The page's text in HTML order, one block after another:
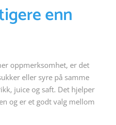
enn
oppmerksomhet, er det
eller syre på samme
juice og saft. Det hjelper
og er et godt valg mellom